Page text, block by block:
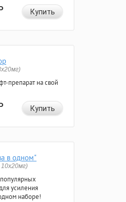
Купить
препарат на свой
Купить
в одном"
усиления
наборе!